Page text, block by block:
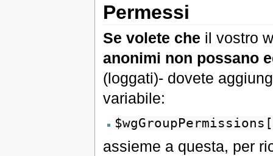
Permessi
Se volete che il vostro
anonimi non possano
(loggati)- dovete
variabile:
assieme a questa, per